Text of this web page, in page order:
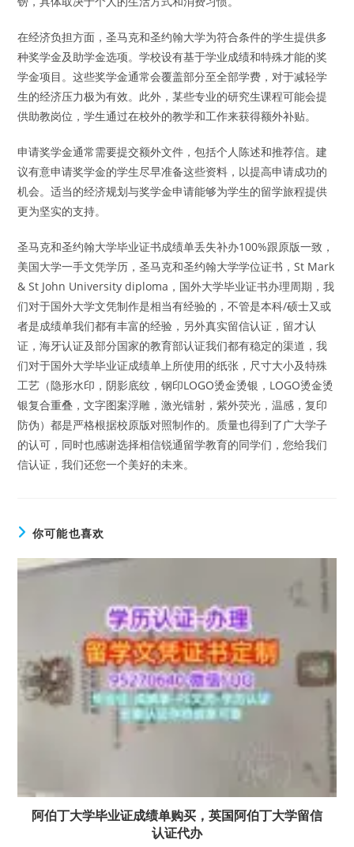
在经济负担方面，圣马克和圣约翰大学为符合条件的学生提供多
种奖学金及助学金选项。学校设有基于学业成绩和特殊才能的奖
学金项目。这些奖学金通常会覆盖部分至全部学费，对于减轻学
生的经济压力极为有效。此外，某些专业的研究生课程可能会提
供助教岗位，学生通过在校外的教学和工作来获得额外补贴。
申请奖学金通常需要提交额外文件，包括个人陈述和推荐信。建
议有意申请奖学金的学生尽早准备这些资料，以提高申请成功的
机会。适当的经济规划与奖学金申请能够为学生的留学旅程提供
更为坚实的支持。
圣马克和圣约翰大学毕业证书成绩单丢失补办100%跟原版一致，
美国大学一手文凭学历，圣马克和圣约翰大学学位证书，St Mark
& St John University diploma，国外大学毕业证书办理周期，我
们对于国外大学文凭制作是相当有经验的，不管是本科/硕士又或
者是成绩单我们都有丰富的经验，另外真实留信认证，留才认
证，海牙认证及部分国家的教育部认证我们都有稳定的渠道，我
们对于国外大学毕业证成绩单上所使用的纸张，尺寸大小及特殊
工艺（隐形水印，阴影底纹，钢印LOGO烫金烫银，LOGO烫金烫
银复合重叠，文字图案浮雕，激光镭射，紫外荧光，温感，复印
防伪）都是严格根据校原版对照制作的。质量也得到了广大学子
的认可，同时也感谢选择相信锐通留学教育的同学们，您给我们
信认证，我们还您一个美好的未来。
你可能也喜欢
阿伯丁大学毕业证成绩单购买，英国阿伯丁大学留信
认证代办